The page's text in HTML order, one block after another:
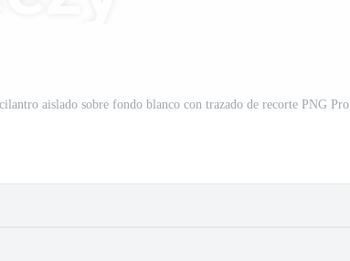
cilantro aislado sobre fondo blanco con trazado de recorte PNG Pro